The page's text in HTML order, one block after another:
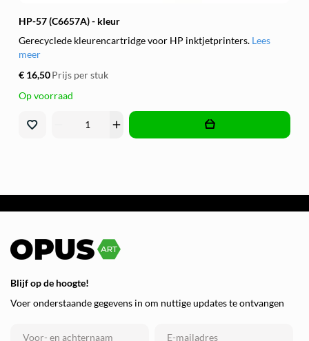
HP-57 (C6657A) - kleur
Gerecyclede kleurencartridge voor HP inktjetprinters. Lees
meer
€ 16,50Prijs per stuk
Op voorraad
add
Blijf op de hoogte!
Voer onderstaande gegevens in om nuttige updates te ontvangen